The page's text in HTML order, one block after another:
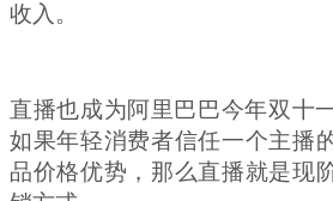
收入。
直播也成为阿里巴巴今年双十
如果年轻消费者信任一个主播
品价格优势，那么直播就是现